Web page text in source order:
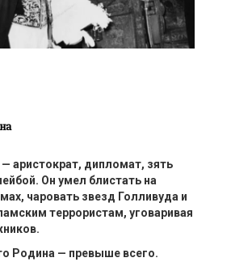
аристократ, дипломат, зять
Он умел блистать на
чаровать звезд Голливуда и
террористам, уговаривая
Родина — превыше всего.